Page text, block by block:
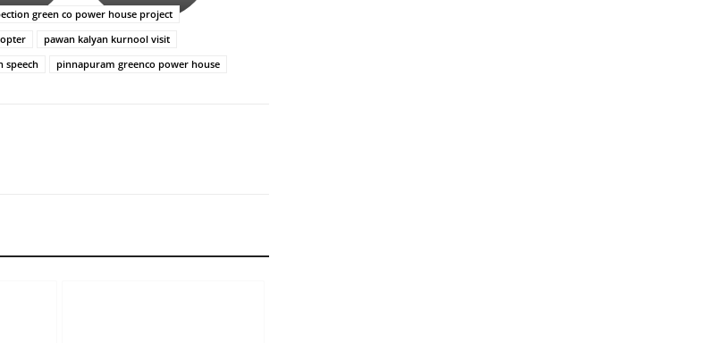
శ్రీనిధి
green co power house project
pawan kalyan kurnool visit
speech pinnapuram greenco power house